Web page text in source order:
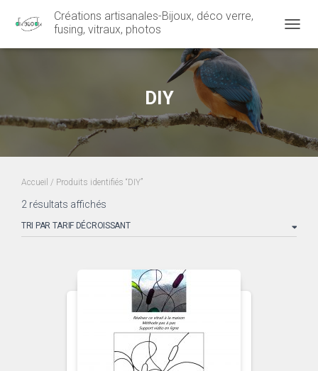
Créations artisanales-Bijoux, déco verre,
fusing, vitraux, photos
DIY
Accueil / Produits identifiés “DIY”
2 résultats affichés
prix